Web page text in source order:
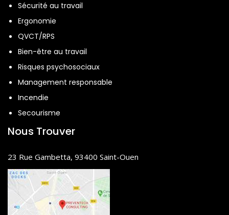
Sécurité au travail
Ergonomie
QVCT/RPS
Bien-être au travail
Risques psychosociaux
Management responsable
Incendie
Secourisme
Nous Trouver
23 Rue Gambetta, 93400 Saint-Ouen